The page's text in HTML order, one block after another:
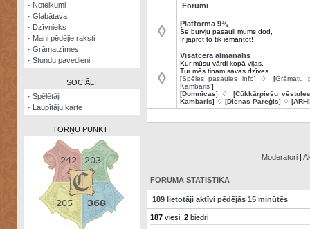
Visatcera
almanahs
Arhīvs
Zināšanu
· Noteikumi
· Glabātava
· Dzīvnieks
· Mani pēdējie raksti
· Grāmatzīmes
· Stundu pavedieni
SOCIĀLI
· Spēlētāji
· Laupītāju karte
TORŅU PUNKTI
Forumi
◊ Platforma 9¾
Še burvju pasauli mums dod,
Ir jāprot to tik iemantot!
◊
Visatcera almanahs
Kur mūsu vārdi kopā vijas,
Tur mēs tinam savas dzīves.
[Spēles pasaules info] ♢ [Grāmatu
Kambaris”]
[Domnīcas] ♢ [Cūkkārpiešu vēstules
Kambaris] ♢ [Dienas Pareģis] ♢ [
Moderatori |
FORUMA STATISTIKA
189 lietotāji aktīvi pēdējās 15 minūtēs
187viesi, 2biedri